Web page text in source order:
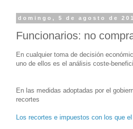
domingo, 5 de agosto de
Funcionarios: no
En cualquier toma de decisión
uno de ellos es el análisis coste-
En las medidas adoptadas por el
recortes
Los recortes e impuestos con los que